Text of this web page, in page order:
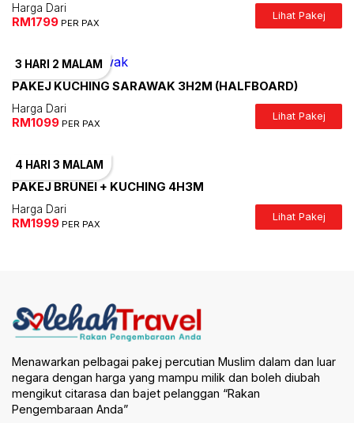
Harga Dari
RM1799 PER PAX
Lihat Pakej
3 HARI 2 MALAM
PAKEJ KUCHING SARAWAK 3H2M (HALFBOARD)
Harga Dari
RM1099 PER PAX
Lihat Pakej
4 HARI 3 MALAM
PAKEJ BRUNEI + KUCHING 4H3M
Harga Dari
RM1999 PER PAX
Lihat Pakej
Menawarkan pelbagai pakej percutian Muslim dalam dan luar
negara dengan harga yang mampu milik dan boleh diubah
mengikut citarasa dan bajet pelanggan “Rakan
Pengembaraan Anda”